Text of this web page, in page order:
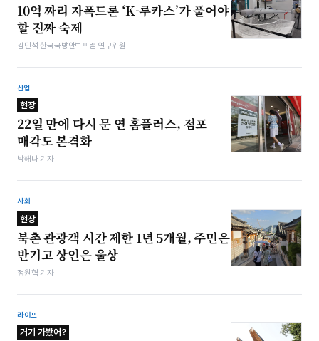
10억 짜리 자폭드론 ‘K-루카스’가 풀어야
할 진짜 숙제
김민석 한국국방안보포럼 연구위원
산업
현장
22일 만에 다시 문 연 홈플러스, 점포
매각도 본격화
박해나 기자
사회
현장
북촌 관광객 시간 제한 1년 5개월, 주민은
반기고 상인은 울상
정원혁 기자
라이프
거기 가봤어?